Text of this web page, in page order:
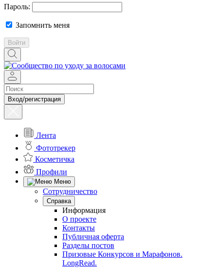
Пароль:
Запомнить меня
Войти
Вход/регистрация
Лента
Фототрекер
Косметичка
Профили
Меню
Сотрудничество
Справка
Информация
О проекте
Контакты
Публичная оферта
Разделы постов
Призовые Конкурсов и Марафонов.
LongRead.